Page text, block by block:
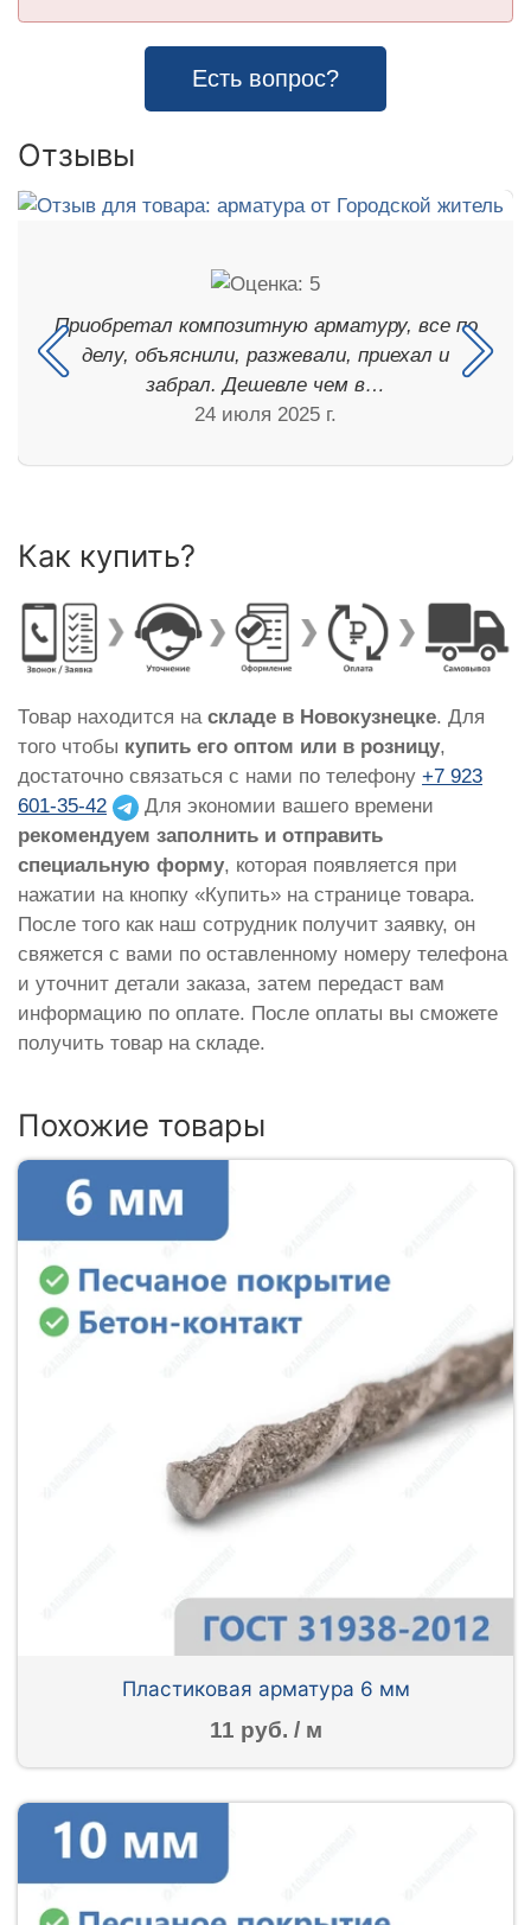
Есть вопрос?
Отзывы
Приобретал композитную арматуру, все по
делу, объяснили, разжевали, приехал и
забрал. Дешевле чем в…
24 июля 2025 г.
Как купить?
Товар находится на складе в Новокузнецке. Для
того чтобы купить его оптом или в розницу,
достаточно связаться с нами по телефону +7 923
601-35-42
Для экономии вашего времени
рекомендуем заполнить и отправить
специальную форму, которая появляется при
нажатии на кнопку «Купить» на странице товара.
После того как наш сотрудник получит заявку, он
свяжется с вами по оставленному номеру телефона
и уточнит детали заказа, затем передаст вам
информацию по оплате. После оплаты вы сможете
получить товар на складе.
Похожие товары
Пластиковая арматура 6 мм
11 руб. / м